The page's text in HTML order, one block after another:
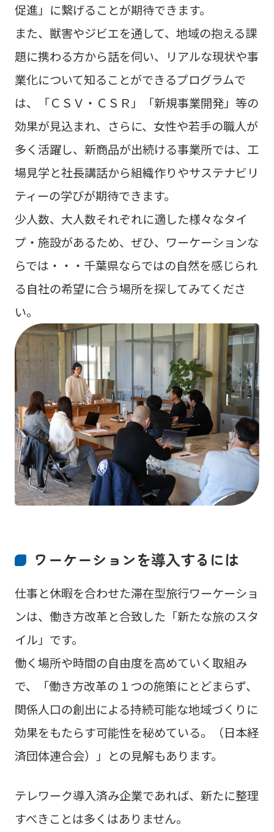
促進」に繋げることが期待できます。
また、獣害やジビエを通して、地域の抱える課
題に携わる方から話を伺い、リアルな現状や事
業化について知ることができるプログラムで
は、「ＣＳＶ‧ＣＳＲ」「新規事業開発」等の
効果が見込まれ、さらに、女性や若手の職人が
多く活躍し、新商品が出続ける事業所では、工
場見学と社⾧講話から組織作りやサステナビリ
ティーの学びが期待できます。
少人数、大人数それぞれに適した様々なタイ
プ‧施設があるため、ぜひ、ワーケーションな
らでは‧‧‧千葉県ならではの自然を感じられ
る自社の希望に合う場所を探してみてくださ
い。
ワーケーションを導入するには
仕事と休暇を合わせた滞在型旅行ワーケーショ
ンは、働き方改革と合致した「新たな旅のスタ
イル」です。
働く場所や時間の自由度を高めていく取組み
で、「働き方改革の１つの施策にとどまらず、
関係人口の創出による持続可能な地域づくりに
効果をもたらす可能性を秘めている。（日本経
済団体連合会）」との見解もあります。
テレワーク導入済み企業であれば、新たに整理
すべきことは多くはありません。